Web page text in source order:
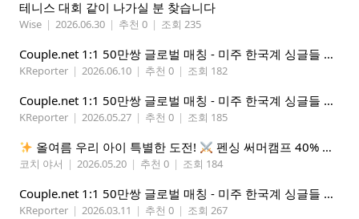
테니스 대회 같이 나가실 분 찾습니다
Wise | 2026.06.30 | 추천 0 | 조회 235
Couple.net 1:1 50만쌍 글로벌 매칭 - 미주 한국계 싱글들 모이세요
KReporter | 2026.06.10 | 추천 0 | 조회 182
Couple.net 1:1 50만쌍 글로벌 매칭 - 미주 한국계 싱글들 모이세요
KReporter | 2026.05.27 | 추천 0 | 조회 185
올여름 우리 아이 특별한 도전! 펜싱 써머캠프 40% 선착순 할인
코치 야서 | 2026.05.20 | 추천 0 | 조회 184
Couple.net 1:1 50만쌍 글로벌 매칭 - 미주 한국계 싱글들 모이세요
KReporter | 2026.03.11 | 추천 0 | 조회 267